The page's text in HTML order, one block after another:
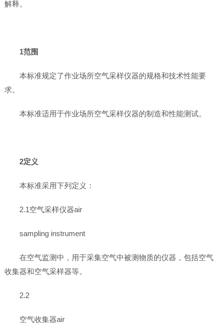
解释。
1范围
本标准规定了作业场所空气采样仪器的规格和技术性能要
求。
本标准适用于作业场所空气采样仪器的制造和性能测试。
2定义
本标准采用下列定义：
2.1空气采样仪器air
sampling instrument
在空气监测中，用于采集空气中被测物质的仪器，包括空气
收集器和空气采样器等。
2.2
空气收集器air